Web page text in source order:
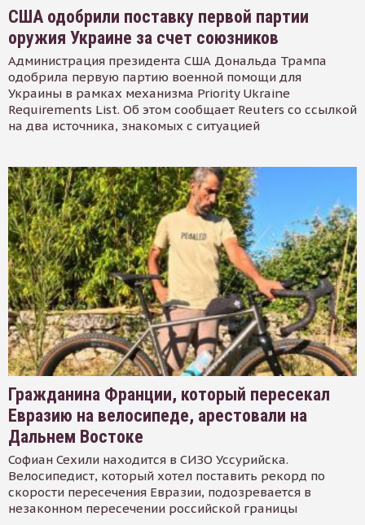
США одобрили поставку первой партии
оружия Украине за счет союзников
Администрация президента США Дональда Трампа
одобрила первую партию военной помощи для
Украины в рамках механизма Priority Ukraine
Requirements List. Об этом сообщает Reuters со ссылкой
на два источника, знакомых с ситуацией
Гражданина Франции, который пересекал
Евразию на велосипеде, арестовали на
Дальнем Востоке
Софиан Сехили находится в СИЗО Уссурийска.
Велосипедист, который хотел поставить рекорд по
скорости пересечения Евразии, подозревается в
незаконном пересечении российской границы